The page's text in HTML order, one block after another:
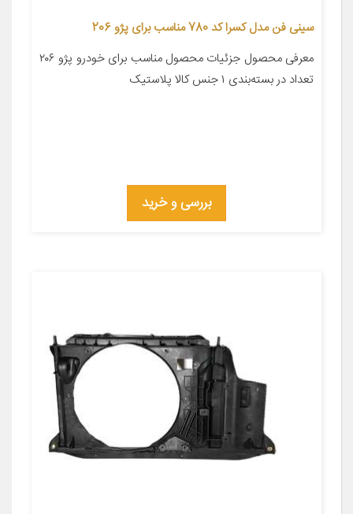
سینی فن مدل کسرا کد 780 مناسب برای پژو 206
معرفی محصول جزئیات محصول مناسب برای خودرو پژو ۲۰۶
تعداد در بسته‌بندی ۱ جنس کالا پلاستیک
بررسی و خرید